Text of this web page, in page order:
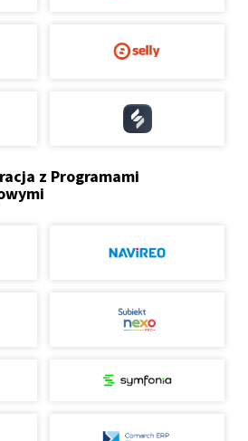
z Programami